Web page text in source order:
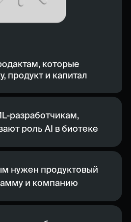
которые
продукт и капитал
разработчикам,
роль AI в биотеке
нужен продуктовый
и компанию